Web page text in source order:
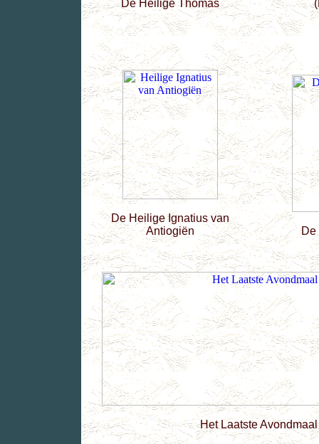
De Heilige Thomas
De Heilige Ignatius van
Antiogiën
De
Het Laatste Avondmaal